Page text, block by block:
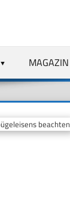
MAGAZIN